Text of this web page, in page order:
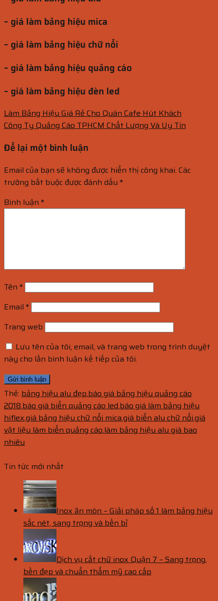
– giá làm bảng hiệu mica
– giá làm bảng hiệu chữ nổi
– giá làm bảng hiệu quảng cáo
– giá làm bảng hiệu đèn led
Làm Bảng Hiệu Giá Rẻ Cho Quán Cafe Hút Khách
Công Ty Quảng Cáo TPHCM Chất Lượng Và Uy Tín
Để lại một bình luận
Email của bạn sẽ không được hiển thị công khai. Các
trường bắt buộc được đánh dấu *
Bình luận *
Tên *
Email *
Trang web
Lưu tên của tôi, email, và trang web trong trình duyệt
này cho lần bình luận kế tiếp của tôi.
Thẻ: bảng hiệu alu đẹp,báo giá bảng hiệu quảng cáo
2018,báo giá biển quảng cáo led,báo giá làm bảng hiệu
hiflex,giá bảng hiệu chữ nổi mica,giá biển alu chữ nổi,giá
vật liệu làm biển quảng cáo,làm bảng hiệu alu giá bao
nhiêu
Tin tức mới nhất
Inox ăn mòn – Giải pháp số 1 làm bảng hiệu
sắc nét, sang trọng và bền bỉ
Dịch vụ cắt chữ inox Quận 7 – Sang trọng,
bền đẹp và chuẩn thẩm mỹ cao cấp